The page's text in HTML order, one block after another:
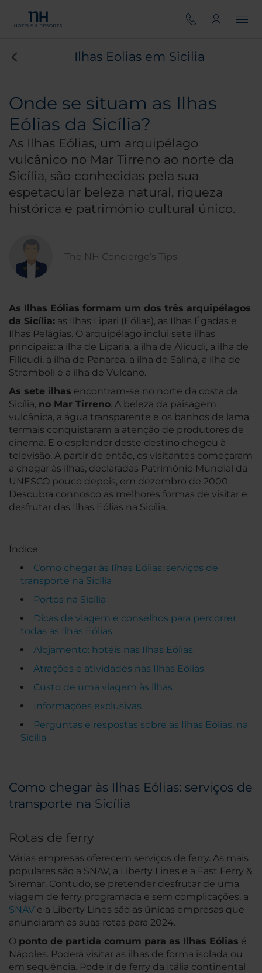
Ilhas Eolias em Sicilia
Onde se situam as Ilhas
Eólias da Sicília?
As Ilhas Eólias, um arquipélago
vulcânico no Mar Tirreno ao norte da
Sicília, são conhecidas pela sua
espetacular beleza natural, riqueza
histórica e património cultural único.
The NH Concierge’s Tips
As Ilhas Eólias formam um dos três arquipélagos
da Sicília: as Ilhas Lipari (Eólias), as Ilhas Égadas e
Ilhas Pelágias. O arquipélago inclui sete ilhas
principais: a ilha de Liparia, a ilha de Alicudi, a ilha de
Filicudi, a ilha de Panarea, a ilha de Salina, a ilha de
Stromboli e a ilha de Vulcano.
As sete ilhas encontram-se no norte da costa da
Sicília, no Mar Tirreno. A beleza da paisagem
vulcânica, a água transparente e os banhos de lama
termais conquistaram a atenção de produtores de
cinema. E o esplendor deste destino chegou à
televisão. A partir de então, os visitantes começaram
a chegar às ilhas, declaradas Património Mundial da
UNESCO pouco depois, em dezembro de 2000.
Descubra connosco as melhores formas de visitar e
desfrutar das Ilhas Eólias na Sicília.
Índice
Como chegar às Ilhas Eólias: serviços de
transporte na Sicília
Portos na Sicília
Dicas de viagem e conselhos para percorrer
todas as Ilhas Eólias
Alojamento: hotéis nas Ilhas Eólias
Atrações e atividades nas Ilhas Eólias
Custo de uma viagem às ilhas
Informações exclusivas
Perguntas e respostas sobre as Ilhas Eólias, na
Sicília
Como chegar às Ilhas Eólias: serviços de
transporte na Sicília
Rotas de ferry
Várias empresas oferecem serviços de ferry. As mais
populares são a SNAV, a Liberty Lines e a Fast Ferry &
Siremar. Contudo, se pretender desfrutar de uma
viagem de ferry programada e sem complicações, a
SNAV e a Liberty Lines são as únicas empresas que
anunciaram as suas rotas para 2024.
O ponto de partida comum para as Ilhas Eólias é
Nápoles. Poderá visitar as ilhas de forma isolada ou
em sequência. Pode ir de ferry da Itália continental